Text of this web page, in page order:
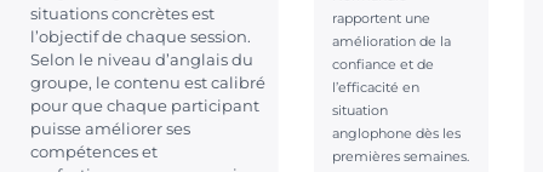
situations concrètes est
l’objectif de chaque session.
Selon le niveau d’anglais du
groupe, le contenu est calibré
pour que chaque participant
puisse améliorer ses
compétences et
rapportent une
amélioration de la
confiance et de
l’efficacité en
situation
anglophone dès les
premières semaines.